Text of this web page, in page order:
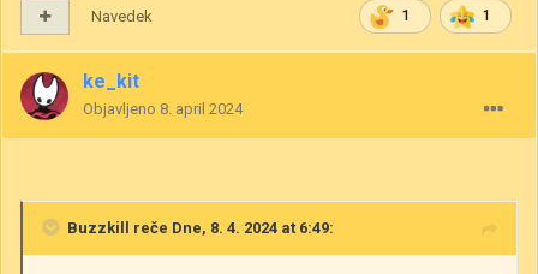
1 1
Navedek
ke_kit
Objavljeno 8. april 2024
Buzzkill reče Dne, 8. 4. 2024 at 6:49: